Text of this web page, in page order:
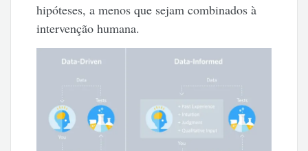
hipóteses, a menos que sejam combinados à
intervenção humana.